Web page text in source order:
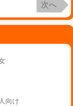
次へ
向け